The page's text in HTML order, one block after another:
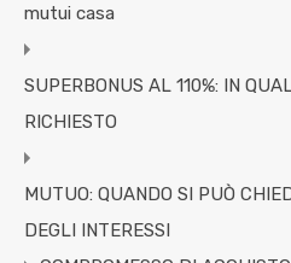
mutui casa
SUPERBONUS AL 110%: IN
RICHIESTO
MUTUO: QUANDO SI PUÒ
DEGLI INTERESSI